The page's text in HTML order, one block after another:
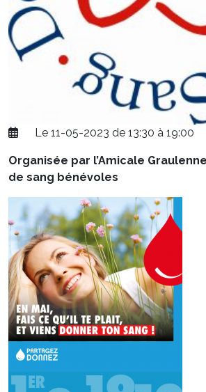
Le 11-05-2023 de 13:30 à 19:00
Organisée par l’Amicale
de sang bénévoles